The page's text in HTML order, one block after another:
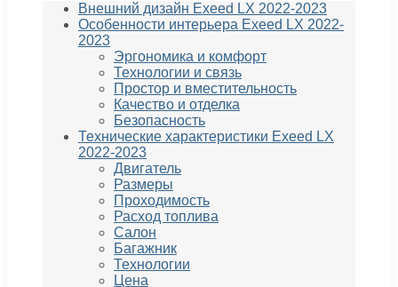
Внешний дизайн Exeed LX 2022-2023
Особенности интерьера Exeed LX 2022-
2023
Эргономика и комфорт
Технологии и связь
Простор и вместительность
Качество и отделка
Безопасность
Технические характеристики Exeed LX
2022-2023
Двигатель
Размеры
Проходимость
Расход топлива
Салон
Багажник
Технологии
Цена